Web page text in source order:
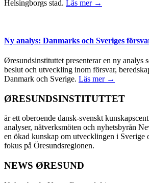
Helsingborgs stad. Läs mer →
Ny analys: Danmarks och Sveriges
Øresundsinstituttet presenterar en ny analys
beslut och utveckling inom försvar,
Danmark och Sverige. Läs mer →
ØRESUNDSINSTITUTTET
är ett oberoende dansk-svenskt
analyser, nätverksmöten och nyhetsbyrån
en ökad kunskap om utvecklingen i Sverige
fokus på Öresundsregionen.
NEWS ØRESUND